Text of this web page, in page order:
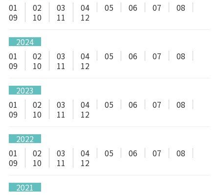
01
02 03 04 05 06 07
08
09
10 11 12
2024
01
02 03 04 05 06 07
08
09
10 11 12
2023
01
02 03 04 05 06 07
08
09
10 11 12
2022
01
02 03 04 05 06 07
08
09
10 11 12
2021